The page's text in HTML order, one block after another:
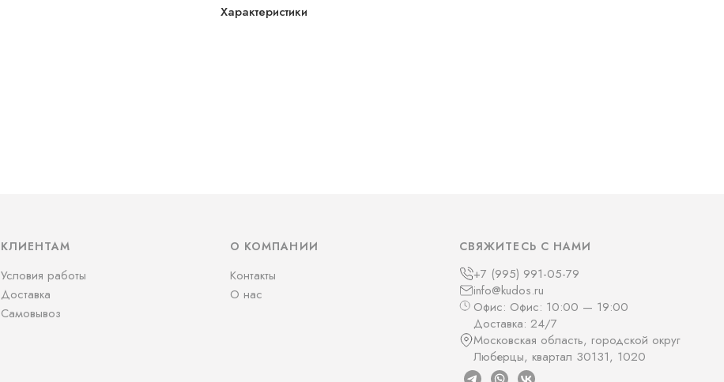
Характеристики
КЛИЕНТАМ
Условия работы
Доставка
Самовывоз
О КОМПАНИИ
Контакты
О нас
СВЯЖИТЕСЬ С НАМИ
+7 (995) 991-05-79
info@kudos.ru
Офис: Офис: 10:00 — 19:00
Доставка: 24/7
Московская область, городской округ
Люберцы, квартал 30131, 1020